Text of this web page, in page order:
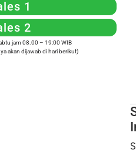
1
2
jam 08.00 – 19:00 WIB
akan dijawab di hari berikut)